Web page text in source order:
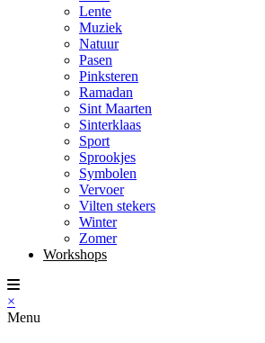
Lente
Muziek
Natuur
Pasen
Pinksteren
Ramadan
Sint Maarten
Sinterklaas
Sport
Sprookjes
Symbolen
Vervoer
Vilten stekers
Winter
Zomer
Workshops
×
Menu